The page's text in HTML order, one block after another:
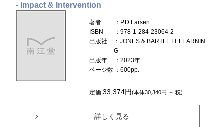
- Impact & Intervention
著者
：P.D.Larsen
ISBN
：978-1-284-23064-2
出版社
：JONES & BARTLETT LEARNIN
G
出版年
：2023年
ページ数 ：600pp.
定価33,374円(本体30,340円 ＋ 税)
詳しく見る